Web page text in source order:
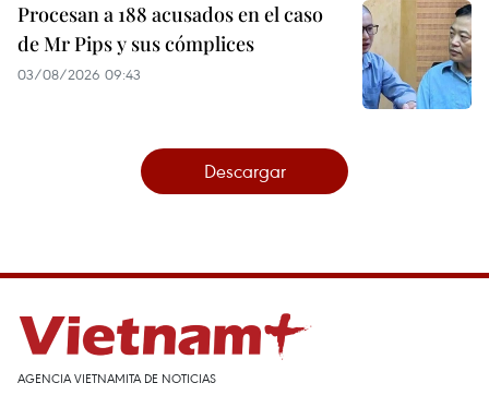
Procesan a 188 acusados en el caso
de Mr Pips y sus cómplices
03/08/2026 09:43
Descargar
AGENCIA VIETNAMITA DE NOTICIAS